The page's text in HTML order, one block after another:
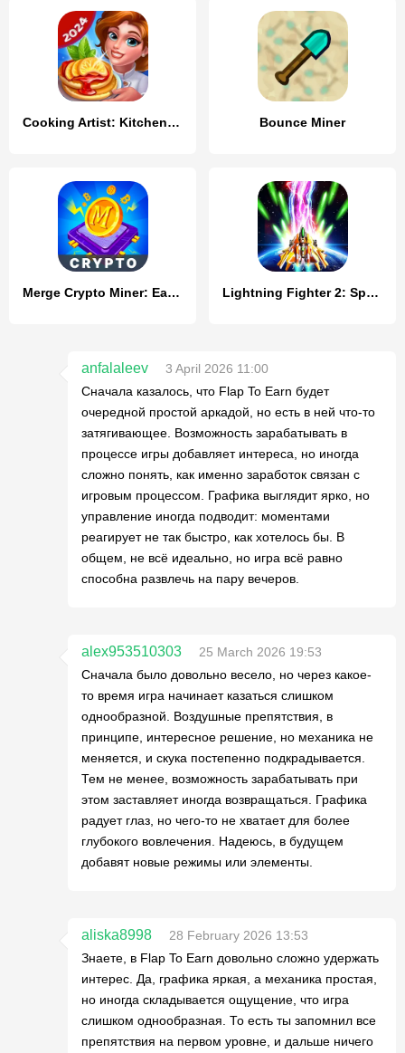
Cooking Artist: Kitchen Game Bounce Miner
Merge Crypto Miner: Earn Money Lightning Fighter 2: Space War
anfalaleev
3 April 2026 11:00
Сначала казалось, что Flap To Earn будет
очередной простой аркадой, но есть в ней что-то
затягивающее. Возможность зарабатывать в
процессе игры добавляет интереса, но иногда
сложно понять, как именно заработок связан с
игровым процессом. Графика выглядит ярко, но
управление иногда подводит: моментами
реагирует не так быстро, как хотелось бы. В
общем, не всё идеально, но игра всё равно
способна развлечь на пару вечеров.
alex953510303
25 March 2026 19:53
Сначала было довольно весело, но через какое-
то время игра начинает казаться слишком
однообразной. Воздушные препятствия, в
принципе, интересное решение, но механика не
меняется, и скука постепенно подкрадывается.
Тем не менее, возможность зарабатывать при
этом заставляет иногда возвращаться. Графика
радует глаз, но чего-то не хватает для более
глубокого вовлечения. Надеюсь, в будущем
добавят новые режимы или элементы.
aliska8998
28 February 2026 13:53
Знаете, в Flap To Earn довольно сложно удержать
интерес. Да, графика яркая, а механика простая,
но иногда складывается ощущение, что игра
слишком однообразная. То есть ты запомнил все
препятствия на первом уровне, и дальше ничего